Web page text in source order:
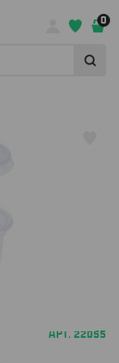
0
АРТ. 22055